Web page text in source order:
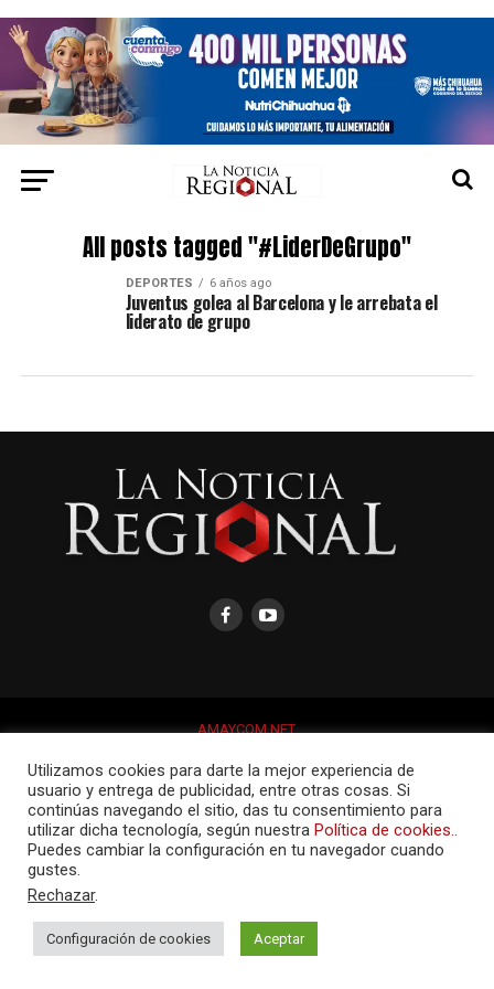
All posts tagged "#LiderDeGrupo"
DEPORTES 6 años ago
Juventus golea al Barcelona y le arrebata el
liderato de grupo
AMAYCOM.NET
Utilizamos cookies para darte la mejor experiencia de
usuario y entrega de publicidad, entre otras cosas. Si
continúas navegando el sitio, das tu consentimiento para
utilizar dicha tecnología, según nuestra Política de cookies..
Puedes cambiar la configuración en tu navegador cuando
gustes.
Rechazar.
Configuración de cookies Aceptar